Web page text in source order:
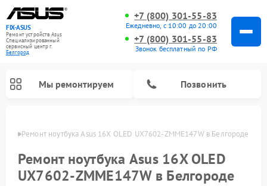
FIX-ASUS
Ремонт устройств Asus
Специализированный
cервисный центр г.
Белгород
+7 (800) 301-55-83
Ежедневно, с 10:00 до 20:00
+7 (800) 301-55-83
Звонок бесплатный по РФ
Мы ремонтируем Позвонить
Ремонт ноутбука Asus 16X OLED UX7602-ZMME147W в Белгороде
Ремонт ноутбука Asus 16X OLED
UX7602-ZMME147W в Белгороде